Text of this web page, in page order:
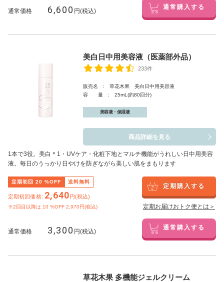
通常価格 6,600 円(税込) 通常購入する
美白日中用美容液（医薬部外品）
233件
販売名 : 草花木果 美白日中用美容液
容 量 : 25mL(約80回分)
美容液・保湿液
商品詳細を見る
1本で3役。美白 ＊1 ・UVケア・化粧下地とマルチ機能がうれしい日中用美容
液。毎日のうっかり日やけを防ぎながら美しい肌をまもります
定期初回 20 %OFF 送料無料
定期初回価格: 2,640円(税込)
※2回目以降は 10 %OFF 2,970円(税込)
定期購入する
定期お届けおトク便とは＞
通常価格 3,300 円(税込) 通常購入する
草花木果 多機能ジェルクリーム